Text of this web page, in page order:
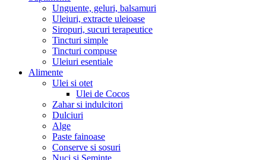
Unguente, geluri, balsamuri
Uleiuri, extracte uleioase
Siropuri, sucuri terapeutice
Tincturi simple
Tincturi compuse
Uleiuri esentiale
Alimente
Ulei si otet
Ulei de Cocos
Zahar si indulcitori
Dulciuri
Alge
Paste fainoase
Conserve si sosuri
Nuci si Seminte